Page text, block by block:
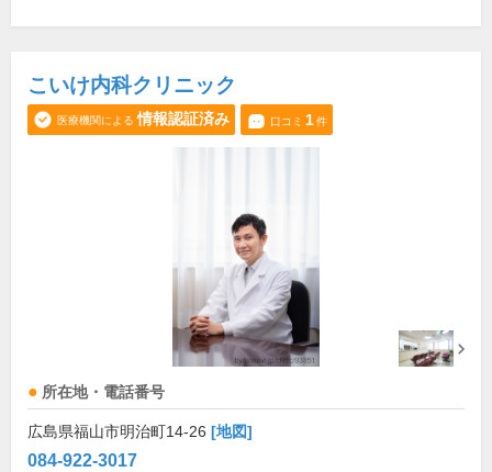
こいけ内科クリニック
医療機関による 情報認証済み 口コミ 1件
所在地・電話番号
広島県福山市明治町14-26 [地図]
084-922-3017